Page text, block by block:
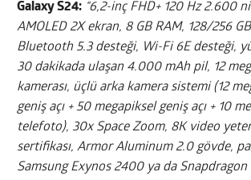
Galaxy S24: “6,2-inç FHD+ 120 Hz 2.600
AMOLED 2X ekran, 8 GB RAM, 128/256
Bluetooth 5.3 desteği, Wi-Fi 6E desteği,
30 dakikada ulaşan 4.000 mAh pil, 12
kamerası, üçlü arka kamera sistemi (12
geniş açı + 50 megapiksel geniş açı + 10
telefoto), 30x Space Zoom, 8K video
sertifikası, Armor Aluminum 2.0 gövde,
Samsung Exynos 2400 ya da Snapdragon